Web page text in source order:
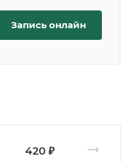
Запись онлайн
420 ₽